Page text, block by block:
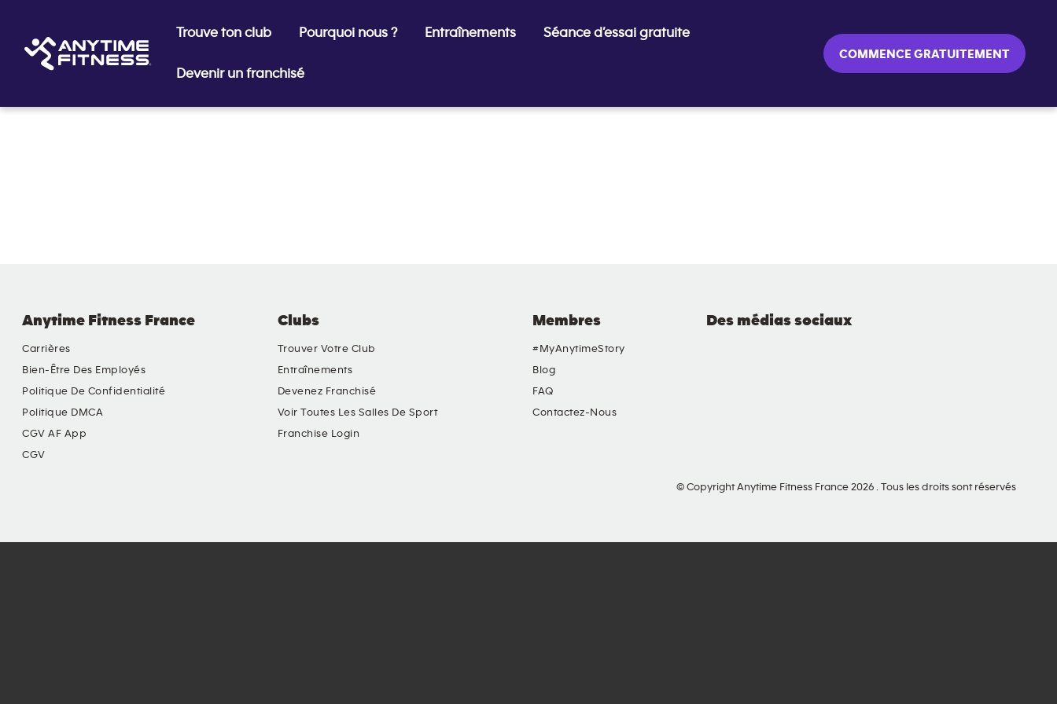
Trouve ton club Pourquoi nous ? Entraînements Séance d’essai gratuite
Devenir un franchisé
COMMENCE GRATUITEMENT
Anytime Fitness France
Carrières
Bien-Être Des Employés
Politique De Confidentialité
Politique DMCA
CGV AF App
CGV
Clubs
Trouver Votre Club
Entraînements
Devenez Franchisé
Voir Toutes Les Salles De Sport
Franchise Login
Membres
#MyAnytimeStory
Blog
FAQ
Contactez-Nous
Des médias sociaux
© Copyright Anytime Fitness France 2026 . Tous les droits sont réservés